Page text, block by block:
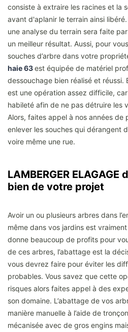
consiste à extraire les racines et la
avant d'aplanir le terrain ainsi
une analyse du terrain sera faite
un meilleur résultat. Aussi, pour
souches d’arbre dans votre
haie 63est équipée de matériel
dessouchage bien réalisé et réussi.
est une opération assez difficile,
habileté afin de ne pas détruire les
Alors, faites appel à nos années de
enlever les souches qui dérangent
voire même une rue.
LAMBERGER ELAGAGE
bien de votre projet
Avoir un ou plusieurs arbres dans
même dans vos jardins est
donne beaucoup de profits pour
de ces arbres, l’abattage est la
vous devrez faire pour éviter les
probables. Vous savez que cette
risques alors faites appel à des
son domaine. L’abattage de vos
manière manuelle à l’aide de
mécanisée avec de gros engins